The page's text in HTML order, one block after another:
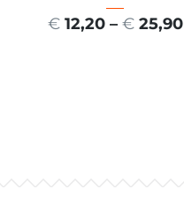
€ 12,20 – € 25,90